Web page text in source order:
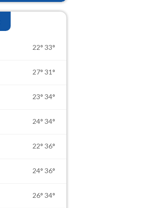
22° 33°
27° 31°
23° 34°
24° 34°
22° 36°
24° 36°
26° 34°